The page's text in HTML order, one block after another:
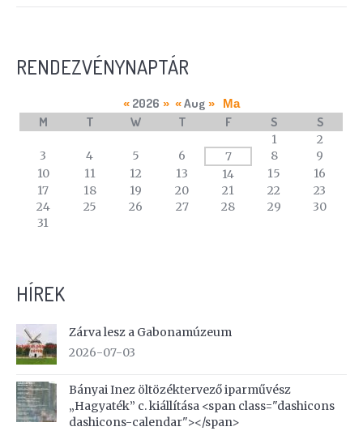
RENDEZVÉNYNAPTÁR
calendar
events
« 2026 » « Aug » Ma
M T W T F S S
1
2
3
4 5 6 7 8
9
10
11 12 13 14 15
16
17
18 19 20 21 22
23
24
25 26 27 28 29
30
31
HÍREK
Zárva lesz a Gabonamúzeum
2026-07-03
Bányai Inez öltözéktervező iparművész
„Hagyaték” c. kiállítása <span class="dashicons
dashicons-calendar"></span>